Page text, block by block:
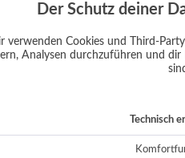
Der Schutz deiner
verwenden Cookies und Third-
Analysen durchzuführen und
Technisch